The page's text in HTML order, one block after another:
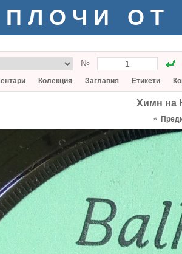
ПЛОЧИ ОТ
№
Колекция Заглавия Етикети
Химн на
«